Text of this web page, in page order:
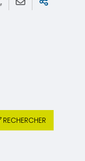
RECHERCHER